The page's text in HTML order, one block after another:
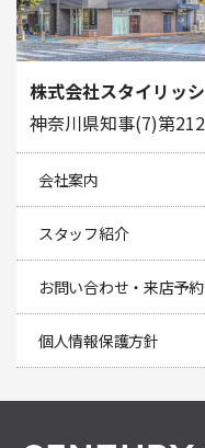
株式会社スタイリッ
神奈川県知事(7)第
会社案内
スタッフ紹介
お問い合わせ・来店予約
個人情報保護方針